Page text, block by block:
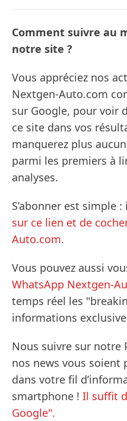
Comment suivre au
notre site ?
Vous appréciez nos
Nextgen-Auto.com
sur Google, pour voir
ce site dans vos
manquerez plus
parmi les premiers à
analyses.
S’abonner est simple
sur ce lien et de
Auto.com.
Vous pouvez aussi
WhatsApp Nextgen-
temps réel les
informations
Nous suivre sur notre
nos news vous soient
dans votre fil
smartphone ! Il suffit
Google".